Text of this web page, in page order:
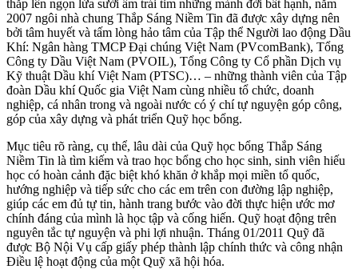
thắp lên ngọn lửa sưởi ấm trái tim những mảnh đời bất hạnh, năm
2007 ngôi nhà chung Thắp Sáng Niềm Tin đã được xây dựng nên
bởi tâm huyết và tấm lòng hảo tâm của Tập thể Người lao động Dầu
Khí: Ngân hàng TMCP Đại chúng Việt Nam (PVcomBank), Tổng
Công ty Dầu Việt Nam (PVOIL), Tổng Công ty Cổ phần Dịch vụ
Kỹ thuật Dầu khí Việt Nam (PTSC)… – những thành viên của Tập
đoàn Dầu khí Quốc gia Việt Nam cùng nhiều tổ chức, doanh
nghiệp, cá nhân trong và ngoài nước có ý chí tự nguyện góp công,
góp của xây dựng và phát triển Quỹ học bổng.
Mục tiêu rõ ràng, cụ thể, lâu dài của Quỹ học bổng Thắp Sáng
Niềm Tin là tìm kiếm và trao học bổng cho học sinh, sinh viên hiếu
học có hoàn cảnh đặc biệt khó khăn ở khắp mọi miền tổ quốc,
hướng nghiệp và tiếp sức cho các em trên con đường lập nghiệp,
giúp các em đủ tự tin, hành trang bước vào đời thực hiện ước mơ
chính đáng của mình là học tập và cống hiến. Quỹ hoạt động trên
nguyên tắc tự nguyện và phi lợi nhuận. Tháng 01/2011 Quỹ đã
được Bộ Nội Vụ cấp giấy phép thành lập chính thức và công nhận
Điều lệ hoạt động của một Quỹ xã hội hóa.